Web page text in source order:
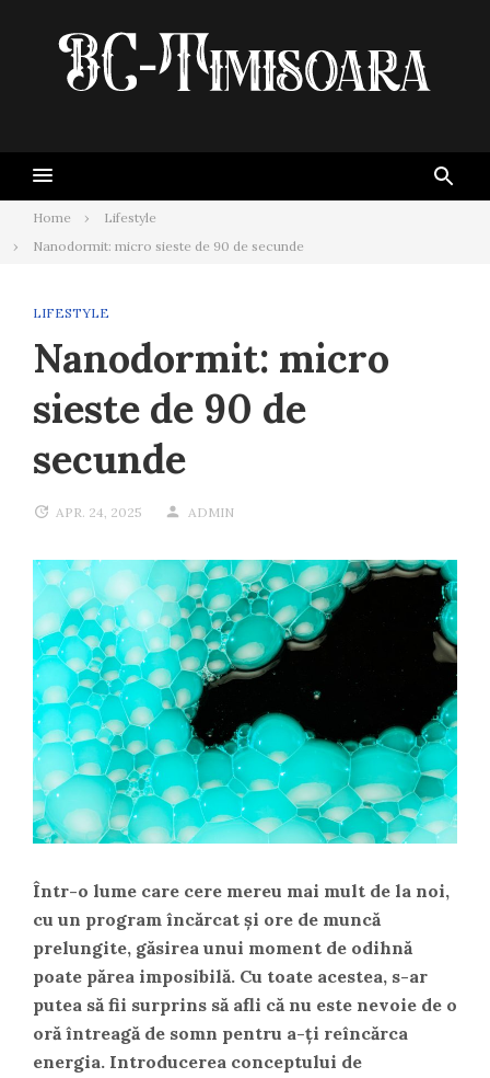
Home
Lifestyle
Nanodormit: micro sieste de 90 de secunde
LIFESTYLE
Nanodormit: micro
sieste de 90 de
secunde
APR. 24, 2025 ADMIN
Într-o lume care cere mereu mai mult de la noi,
cu un program încărcat și ore de muncă
prelungite, găsirea unui moment de odihnă
poate părea imposibilă. Cu toate acestea, s-ar
putea să fii surprins să afli că nu este nevoie de o
oră întreagă de somn pentru a-ți reîncărca
energia. Introducerea conceptului de